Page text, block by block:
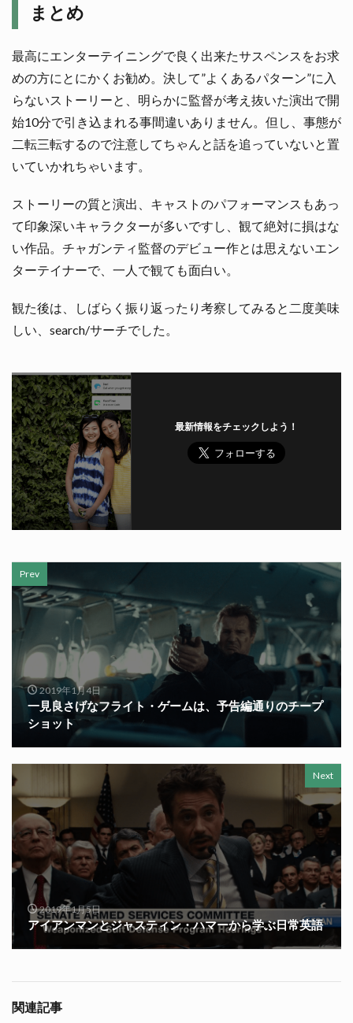
まとめ
最高にエンターテイニングで良く出来たサスペンスをお求
めの方にとにかくお勧め。決して”よくあるパターン”に入
らないストーリーと、明らかに監督が考え抜いた演出で開
始10分で引き込まれる事間違いありません。但し、事態が
二転三転するので注意してちゃんと話を追っていないと置
いていかれちゃいます。
ストーリーの質と演出、キャストのパフォーマンスもあっ
て印象深いキャラクターが多いですし、観て絶対に損はな
い作品。チャガンティ監督のデビュー作とは思えないエン
ターテイナーで、一人で観ても面白い。
観た後は、しばらく振り返ったり考察してみると二度美味
しい、search/サーチでした。
最新情報をチェックしよう！
Prev
2019年1月4日
一見良さげなフライト・ゲームは、予告編通りのチープ
ショット
Next
2019年1月5日
アイアンマンとジャスティン・ハマーから学ぶ日常英語
関連記事